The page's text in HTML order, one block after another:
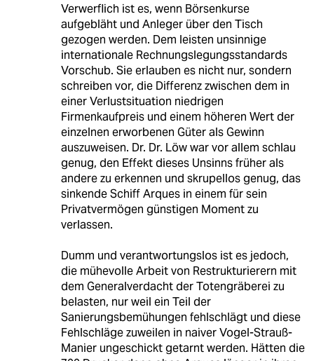
Verwerflich ist es, wenn Börsenkurse
aufgebläht und Anleger über den Tisch
gezogen werden. Dem leisten unsinnige
internationale Rechnungslegungsstandards
Vorschub. Sie erlauben es nicht nur, sondern
schreiben vor, die Differenz zwischen dem in
einer Verlustsituation niedrigen
Firmenkaufpreis und einem höheren Wert der
einzelnen erworbenen Güter als Gewinn
auszuweisen. Dr. Dr. Löw war vor allem schlau
genug, den Effekt dieses Unsinns früher als
andere zu erkennen und skrupellos genug, das
sinkende Schiff Arques in einem für sein
Privatvermögen günstigen Moment zu
verlassen.
Dumm und verantwortungslos ist es jedoch,
die mühevolle Arbeit von Restrukturierern mit
dem Generalverdacht der Totengräberei zu
belasten, nur weil ein Teil der
Sanierungsbemühungen fehlschlägt und diese
Fehlschläge zuweilen in naiver Vogel-Strauß-
Manier ungeschickt getarnt werden. Hätten die